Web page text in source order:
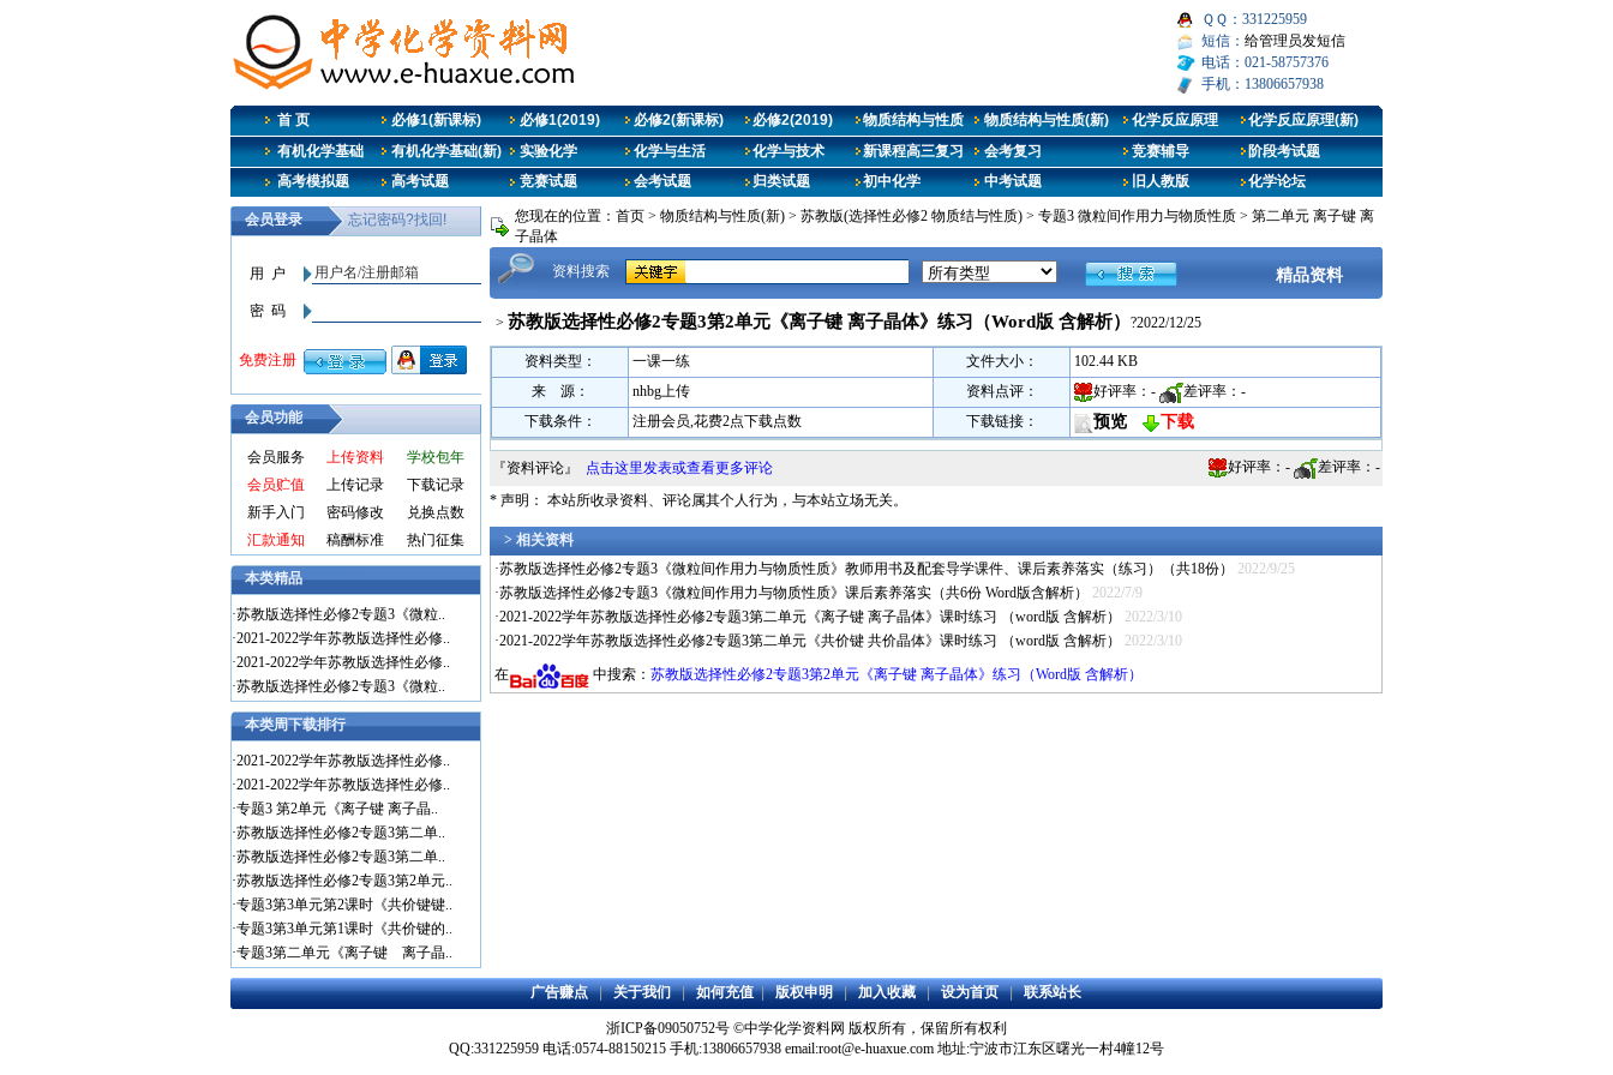
ＱＱ：331225959
短信： 给管理员发短信
电话：021-58757376
手机：13806657938
首 页 必修1(新课标) 必修1(2019) 必修2(新课标) 必修2(2019) 物质结构与性质 物质结构与性质(新) 化学反应原理
化学反应原理(新)
有机化学基础
有机化学基础(新) 实验化学 化学与生活 化学与技术 新课程高三复习 会考复习 竞赛辅导
阶段考试题
高考模拟题
高考试题 竞赛试题 会考试题 归类试题 初中化学 中考试题 旧人教版 化学论坛
会员功能
会员服务 上传资料
学校包年
会员贮值
上传记录
下载记录
新手入门
密码修改
兑换点数
汇款通知
稿酬标准 热门征集
本类精品
·苏教版选择性必修2专题3《微粒..
·2021-2022学年苏教版选择性必修..
·2021-2022学年苏教版选择性必修..
·苏教版选择性必修2专题3《微粒..
本类周下载排行
·2021-2022学年苏教版选择性必修..
·2021-2022学年苏教版选择性必修..
·专题3 第2单元《离子键 离子晶..
·苏教版选择性必修2专题3第二单..
·苏教版选择性必修2专题3第二单..
·苏教版选择性必修2专题3第2单元..
·专题3第3单元第2课时《共价键键..
·专题3第3单元第1课时《共价键的..
·专题3第二单元《离子键 离子晶..
您现在的位置： 首页 > 物质结构与性质(新) > 苏教版(选择性必修2 物质结与性质) > 专题3 微粒间作用力与物质性质 > 第二单元 离子键 离
子晶体
资料搜索 精品资料
> 苏教版选择性必修2专题3第2单元《离子键 离子晶体》练习（Word版 含解析） ?2022/12/25
资料类型： 一课一练 文件大小：
102.44 KB
来 源：
nhbg上传 资料点评： 好评率： - 差评率： -
下载条件：
注册会员,花费2点下载点数 下载链接： 预览 下载
『资料评论』 点击这里发表或查看更多评论 好评率： - 差评率： -
* 声明： 本站所收录资料、评论属其个人行为，与本站立场无关。
> 相关资料
·苏教版选择性必修2专题3《微粒间作用力与物质性质》教师用书及配套导学课件、课后素养落实（练习）（共18份）
2022/9/25
·苏教版选择性必修2专题3《微粒间作用力与物质性质》课后素养落实（共6份 Word版含解析）
2022/7/9
·2021-2022学年苏教版选择性必修2专题3第二单元《离子键 离子晶体》课时练习 （word版 含解析）
2022/3/10
·2021-2022学年苏教版选择性必修2专题3第二单元《共价键 共价晶体》课时练习 （word版 含解析）
2022/3/10
在
中搜索： 苏教版选择性必修2专题3第2单元《离子键 离子晶体》练习（Word版 含解析）
广告赚点|关于我们|如何充值|版权申明|加入收藏|设为首页|联系站长
浙ICP备09050752号 ©中学化学资料网 版权所有，保留所有权利
QQ:331225959 电话:0574-88150215 手机:13806657938 email:root@e-huaxue.com 地址:宁波市江东区曙光一村4幢12号